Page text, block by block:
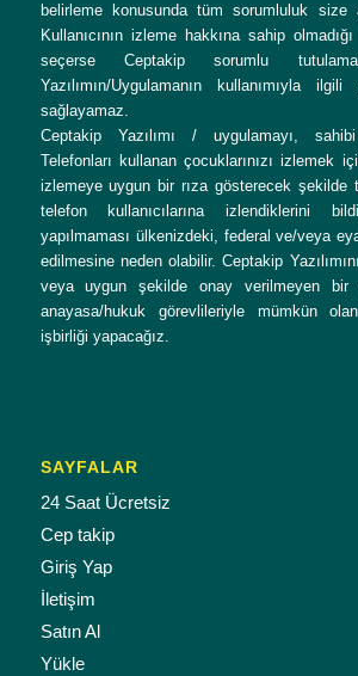
belirleme konusunda tüm sorumluluk size
Kullanıcının izleme hakkına sahip
seçerse Ceptakip sorumlu
Yazılımın/Uygulamanın kullanımıyla
sağlayamaz.
Ceptakip Yazılımı / uygulamayı,
Telefonları kullanan çocuklarınızı izlemek
izlemeye uygun bir rıza gösterecek şekilde
telefon kullanıcılarına izlendiklerini
yapılmaması ülkenizdeki, federal ve/veya
edilmesine neden olabilir. Ceptakip
veya uygun şekilde onay verilmeyen bir
anayasa/hukuk görevlileriyle mümkün
işbirliği yapacağız.
SAYFALAR
24 Saat Ücretsiz
Cep takip
Giriş Yap
İletişim
Satın Al
Yükle